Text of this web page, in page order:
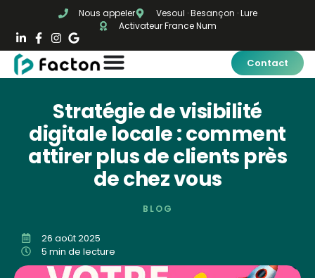
Nous appeler
Vesoul · Besançon · Lure
Activateur France Num
Contact
Stratégie de visibilité
digitale locale : comment
attirer plus de clients près
de chez vous
BLOG
26 août 2025
5 min de lecture